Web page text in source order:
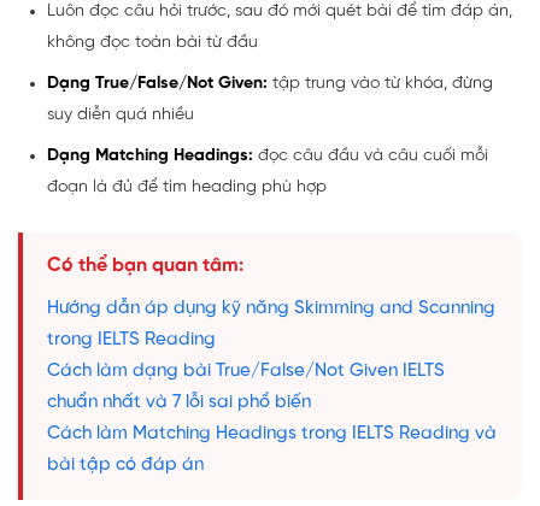
Luôn đọc câu hỏi trước, sau đó mới quét bài để tìm đáp án,
không đọc toàn bài từ đầu
Dạng True/False/Not Given: tập trung vào từ khóa, đừng
suy diễn quá nhiều
Dạng Matching Headings: đọc câu đầu và câu cuối mỗi
đoạn là đủ để tìm heading phù hợp
Có thể bạn quan tâm:
Hướng dẫn áp dụng kỹ năng Skimming and Scanning
trong IELTS Reading
Cách làm dạng bài True/False/Not Given IELTS
chuẩn nhất và 7 lỗi sai phổ biến
Cách làm Matching Headings trong IELTS Reading và
bài tập có đáp án